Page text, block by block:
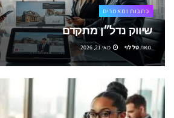
כתבות ומאמרים
שיווק נדל״ן מתקדם
מאתטל לוי מאי 21, 2026